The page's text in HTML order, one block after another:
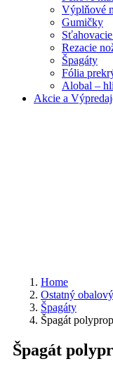
Výplňové
Gumičky
Rezacie
Špagáty
Fólia
Alobal –
Akcie a
Home
Ostatný
Špagáty
Špagát
Špagát